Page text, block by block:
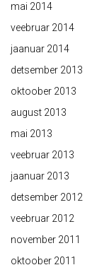
mai 2014
veebruar 2014
jaanuar 2014
detsember 2013
oktoober 2013
august 2013
mai 2013
veebruar 2013
jaanuar 2013
detsember 2012
veebruar 2012
november 2011
oktoober 2011